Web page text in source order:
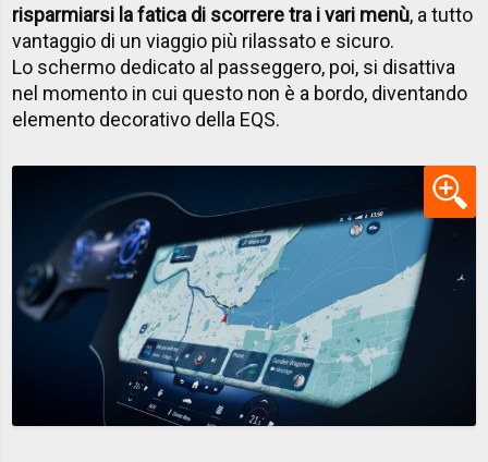
risparmiarsi la fatica di scorrere tra i vari menù, a tutto
vantaggio di un viaggio più rilassato e sicuro.
Lo schermo dedicato al passeggero, poi, si disattiva
nel momento in cui questo non è a bordo, diventando
elemento decorativo della EQS.